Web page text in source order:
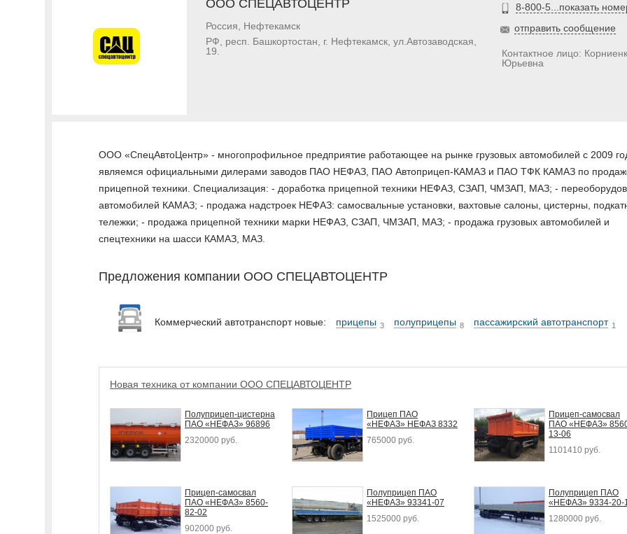
ООО СПЕЦАВТОЦЕНТР
Россия, Нефтекамск
РФ, респ. Башкортостан, г. Нефтекамск, ул.Автозаводская,
19.
8-800-5...показать
отправить сообщение
Контактное лицо:
Юрьевна
ООО «СпецАвтоЦентр» - многопрофильное предприятие работающее на рынке грузовых автомобилей с 2009
являемся официальными дилерами заводов ПАО НЕФАЗ, ПАО Автоприцеп-КАМАЗ и ПАО ТФК КАМАЗ по
прицепной техники. Специализация: - доработка прицепной техники НЕФАЗ, СЗАП, ЧМЗАП, МАЗ; -
автомобилей КАМАЗ; - продажа надстроек НЕФАЗ: самосвальные установки, вахтовые салоны, цистерны,
тележки; - продажа прицепной техники марки НЕФАЗ, СЗАП, ЧМЗАП, МАЗ; - продажа грузовых автомобилей и
спецтехники на шасси КАМАЗ, МАЗ.
Предложения компании ООО СПЕЦАВТОЦЕНТР
Коммерческий автотранспорт новые: прицепы 3 полуприцепы 8 пассажирский автотранспорт 1
Новая техника от компании ООО СПЕЦАВТОЦЕНТР
Полуприцеп-цистерна
ПАО «НЕФАЗ» 96896
2320000 руб.
Прицеп ПАО
«НЕФАЗ» НЕФАЗ 8332
765000 руб.
Прицеп-самосвал
ПАО «НЕФАЗ»
13-06
1101410 руб.
Прицеп-самосвал
ПАО «НЕФАЗ» 8560-
82-02
902000 руб.
Полуприцеп ПАО
«НЕФАЗ» 93341-07
1525000 руб.
Полуприцеп ПАО
«НЕФАЗ» 9334-20-
1280000 руб.